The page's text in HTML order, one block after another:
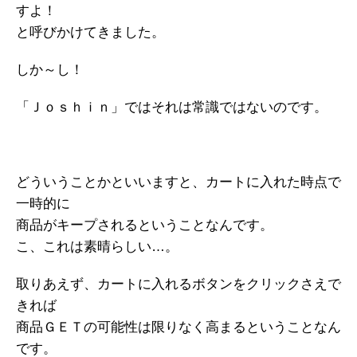
すよ！
と呼びかけてきました。
しか～し！
「Ｊｏｓｈｉｎ」ではそれは常識ではないのです。
どういうことかといいますと、カートに入れた時点で
一時的に
商品がキープされるということなんです。
こ、これは素晴らしい…。
取りあえず、カートに入れるボタンをクリックさえで
きれば
商品ＧＥＴの可能性は限りなく高まるということなん
です。